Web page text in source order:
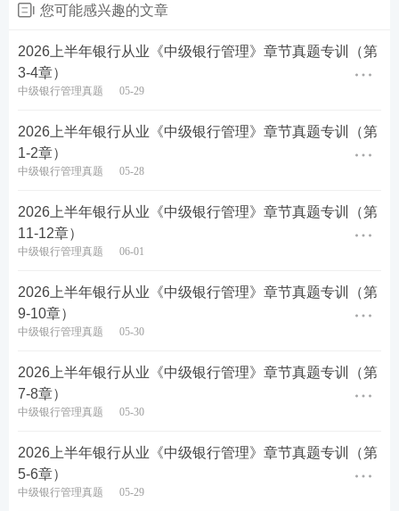
C. 民族风俗习惯
D. 个人价值观
E. 人格尊严
查看答案
扫码加银行学霸君，进银从刷题群！
2026上半年银行从业历年真题汇总
2026年上半年银行从业考试于6月13日-14日举行，备
考时间越来越紧张啦！！建议各位多多吃透真题出题
您可能感兴趣的文章
2026上半年银行从业《中级银行管理》章节真题专训（第
3-4章）
中级银行管理真题 05-29
2026上半年银行从业《中级银行管理》章节真题专训（第
1-2章）
中级银行管理真题 05-28
2026上半年银行从业《中级银行管理》章节真题专训（第
11-12章）
中级银行管理真题 06-01
2026上半年银行从业《中级银行管理》章节真题专训（第
9-10章）
中级银行管理真题 05-30
2026上半年银行从业《中级银行管理》章节真题专训（第
7-8章）
中级银行管理真题 05-30
2026上半年银行从业《中级银行管理》章节真题专训（第
5-6章）
中级银行管理真题 05-29